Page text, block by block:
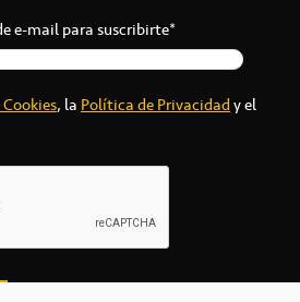
e-mail para suscribirte*
, laPolítica de Privacidady el